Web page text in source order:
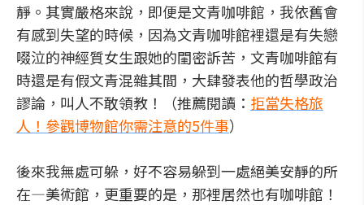
靜。其實嚴格來說，即便是文青咖啡館，我依舊會
有感到失望的時候，因為文青咖啡館裡還是有失戀
啜泣的神經質女生跟她的閨密訴苦，文青咖啡館有
時還是有假文青混雜其間，大肆發表他的哲學政治
謬論，叫人不敢領教！（推薦閱讀： 拒當失格旅
人！參觀博物館你需注意的5件事）
後來我無處可躲，好不容易躲到一處絕美安靜的所
在—美術館，更重要的是，那裡居然也有咖啡館！